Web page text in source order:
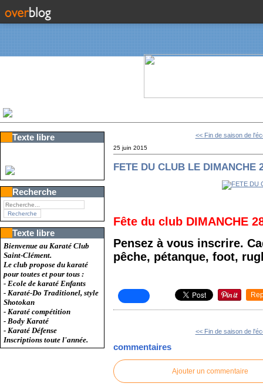
Texte libre
Recherche
Texte libre
Bienvenue au Karaté Club
Saint-Clément.
Le club propose du karaté
pour toutes et pour tous :
- Ecole de karaté Enfants
- Karaté-Do Traditionel, style
Shotokan
- Karaté compétition
- Body Karaté
- Karaté Défense
Inscriptions toute l'année.
<< Fin de saison de
25 juin 2015
FETE DU CLUB LE DIMANCHE
Fête du club DIMANCHE
Pensez à vous inscrire.
pêche, pétanque, foot,
<< Fin de saison de
commentaires
Ajouter un commentaire